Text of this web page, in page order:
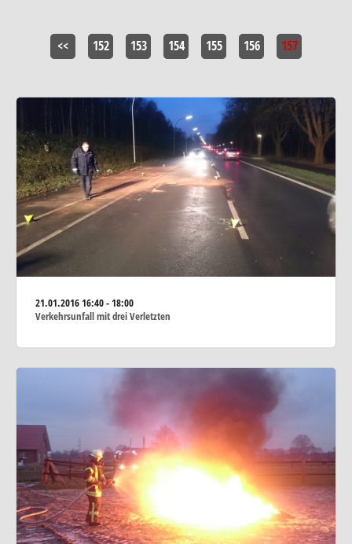
<< 152 153 154 155 156 157
21.01.201616:40 - 18:00
Verkehrsunfall mit drei Verletzten